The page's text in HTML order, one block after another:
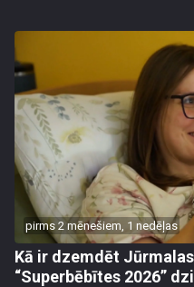
pirms 2 mēnešiem, 1 nedēļas
Kā ir dzemdēt
“Superbēbītes 2026”